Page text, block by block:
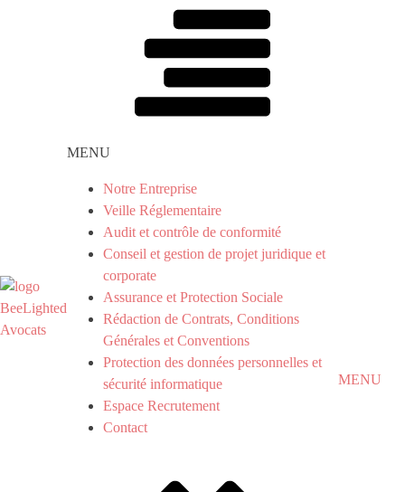
MENU
Notre Entreprise
Veille Réglementaire
Audit et contrôle de conformité
Conseil et gestion de projet juridique et
corporate
Assurance et Protection Sociale
Rédaction de Contrats, Conditions
Générales et Conventions
Protection des données personnelles et
sécurité informatique
Espace Recrutement
Contact
MENU